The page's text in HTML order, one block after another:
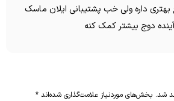
بهتری داره ولی خب پشتیبانی ایلان ماسک
دوج بیشتر کمک کنه
شد. بخش‌های موردنیاز علامت‌گذاری شده‌اند *